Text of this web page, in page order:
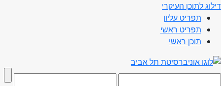
דילוג לתוכן העיקרי
תפריט עליון
תפריט ראשי
תוכן ראשי